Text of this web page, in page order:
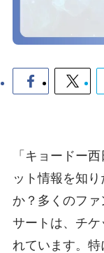
「キョードー
ット情報を知
か？多くのフ
サートは、チ
れています。